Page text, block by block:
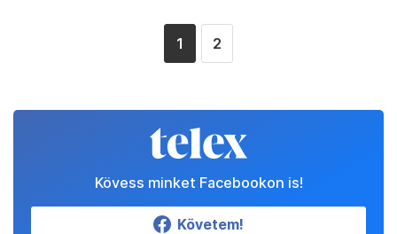
1 2
Kövess minket Facebookon is!
Követem!